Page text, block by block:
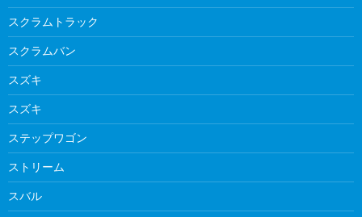
スクラムトラック
スクラムバン
スズキ
スズキ
ステップワゴン
ストリーム
スバル